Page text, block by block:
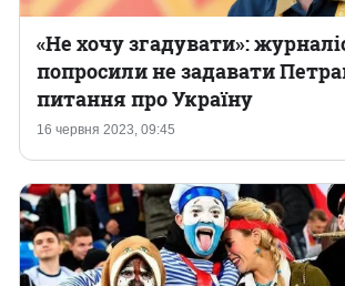
16 червня 2023, 09:45
«Не хочу згадувати»:
попросили не задавати
питання про Україну